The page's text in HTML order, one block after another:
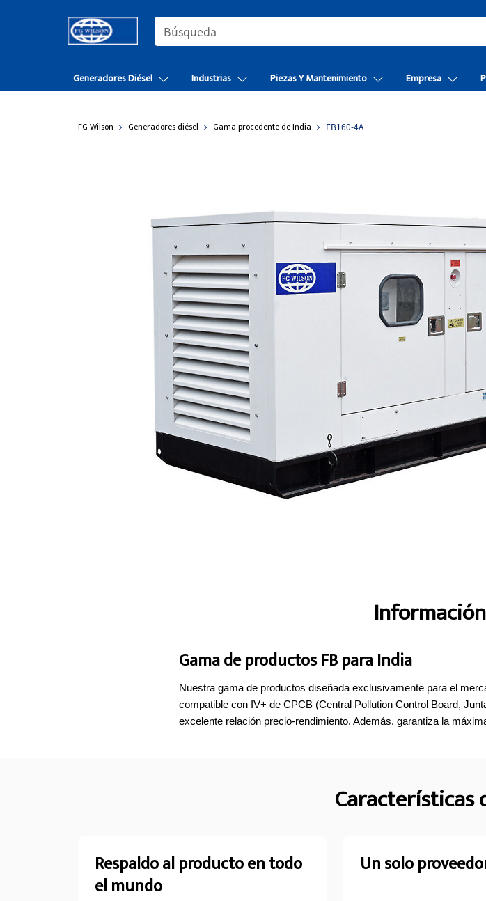
SEARCH
Generadores Diésel Industrias Piezas Y Mantenimiento Empresa
FG Wilson Generadores diésel Gama procedente de India FB160-4A
Especificaciones
Gama de productos FB para India
Nuestra gama de productos diseñada exclusivamente para el
compatible con IV+ de CPCB (Central Pollution Control Board,
excelente relación precio-rendimiento. Además, garantiza la
Características
Respaldo al producto en todo
el mundo
Un solo